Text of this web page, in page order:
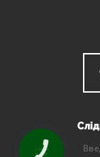
КНОПКА
ЗВ'ЯЗКУ